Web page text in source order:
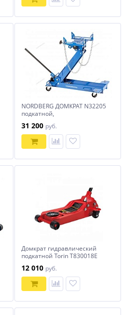
NORDBERG ДОМКРАТ N32205
подкатной,
трансмиссионный
31 200 руб.
Домкрат гидравлический
подкатной Torin T830018E
12 010 руб.